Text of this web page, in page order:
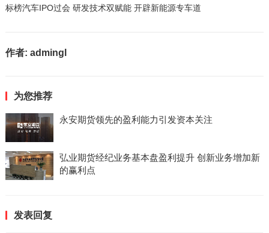
标榜汽车IPO过会 研发技术双赋能 开辟新能源专车道
作者: admingl
为您推荐
永安期货领先的盈利能力引发资本关注
弘业期货经纪业务基本盘盈利提升 创新业务增加新
的赢利点
发表回复